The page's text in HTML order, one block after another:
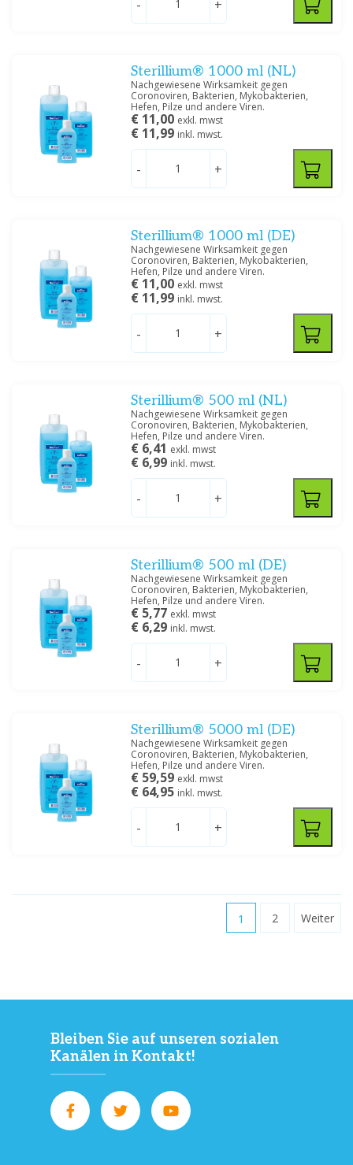
- +
Sterillium® 1000 ml (NL)
Nachgewiesene Wirksamkeit gegen
Coronoviren, Bakterien, Mykobakterien,
Hefen, Pilze und andere Viren.
€ 11,00 exkl. mwst
€ 11,99 inkl. mwst.
- +
Sterillium® 1000 ml (DE)
Nachgewiesene Wirksamkeit gegen
Coronoviren, Bakterien, Mykobakterien,
Hefen, Pilze und andere Viren.
€ 11,00 exkl. mwst
€ 11,99 inkl. mwst.
- +
Sterillium® 500 ml (NL)
Nachgewiesene Wirksamkeit gegen
Coronoviren, Bakterien, Mykobakterien,
Hefen, Pilze und andere Viren.
€ 6,41 exkl. mwst
€ 6,99 inkl. mwst.
- +
Sterillium® 500 ml (DE)
Nachgewiesene Wirksamkeit gegen
Coronoviren, Bakterien, Mykobakterien,
Hefen, Pilze und andere Viren.
€ 5,77 exkl. mwst
€ 6,29 inkl. mwst.
- +
Sterillium® 5000 ml (DE)
Nachgewiesene Wirksamkeit gegen
Coronoviren, Bakterien, Mykobakterien,
Hefen, Pilze und andere Viren.
€ 59,59 exkl. mwst
€ 64,95 inkl. mwst.
- +
1 2 Weiter
Bleiben Sie auf unseren sozialen
Kanälen in Kontakt!